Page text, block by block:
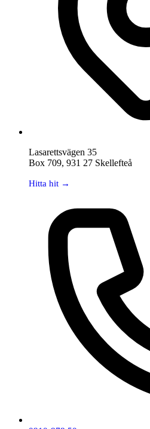
Lasarettsvägen 35
Box 709, 931 27 Skellefteå
Hitta hit →